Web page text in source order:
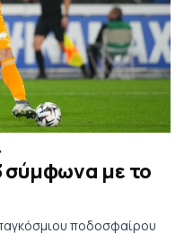
σύμφωνα με το
ποδοσφαίρου